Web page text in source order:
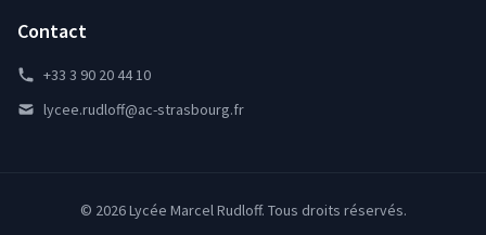
Contact
+33 3 90 20 44 10
lycee.rudloff@ac-strasbourg.fr
© 2026 Lycée Marcel Rudloff. Tous droits réservés.